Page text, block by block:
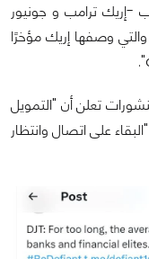
-إريك ترامب و جونيور
وصفها إريك مؤخرًا
تعلن أن "التمويل
على اتصال وانتظار